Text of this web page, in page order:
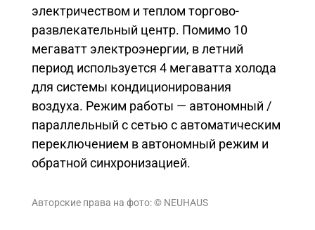
электричеством и теплом торгово-
развлекательный центр. Помимо 10
мегаватт электроэнергии, в летний
период используется 4 мегаватта холода
для системы кондиционирования
воздуха. Режим работы — автономный /
параллельный с сетью с автоматическим
переключением в автономный режим и
обратной синхронизацией.
Авторские права на фото: © NEUHAUS